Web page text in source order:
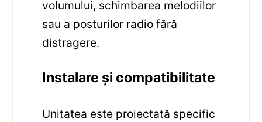
volumului, schimbarea melodiilor
sau a posturilor radio fără
distragere.
Instalare și compatibilitate
Unitatea este proiectată specific